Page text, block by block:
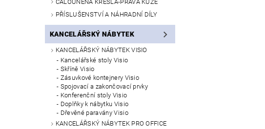
ČALOUNĚNÁ KŘESLA-PRAVÁ KŮŽE
PŘÍSLUŠENSTVÍ A NÁHRADNÍ DÍLY
KANCELÁŘSKÝ NÁBYTEK
KANCELÁŘSKÝ NÁBYTEK VISIO
Kancelářské stoly Visio
Skříně Visio
Zásuvkové kontejnery Visio
Spojovací a zakončovací prvky
Konferenční stoly Visio
Doplňky k nábytku Visio
Dřevěné paravány Visio
KANCELÁŘSKÝ NÁBYTEK PRO OFFICE